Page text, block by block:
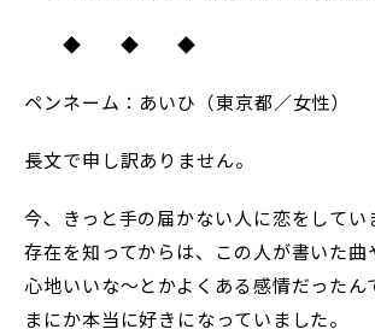
◆ ◆ ◆
ペンネーム：あいひ（東京都／女性）
長文で申し訳ありません。
今、きっと手の届かない人に恋をしてい
存在を知ってからは、この人が書いた
心地いいな〜とかよくある感情だったん
まにか本当に好きになっていました。